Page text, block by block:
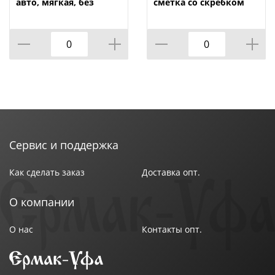
1/18
Сервис и поддержка
Как сделать заказ Доставка опт.
О компании
О нас Контакты опт.